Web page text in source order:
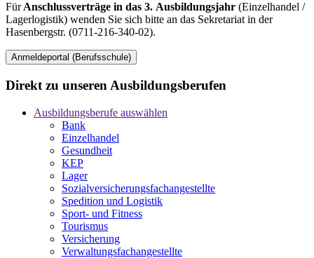
FürAnschlussverträge in das 3. Ausbildungsjahr (Einzelhandel /
Lagerlogistik) wenden Sie sich bitte an das Sekretariat in der
Hasenbergstr. (0711-216-340-02).
Anmeldeportal (Berufsschule)
Direkt zu unseren Ausbildungsberufen
Ausbildungsberufe auswählen
Bank
Einzelhandel
Gesundheit
KEP
Lager
Sozialversicherungsfachangestellte
Spedition und Logistik
Sport- und Fitness
Tourismus
Versicherung
Verwaltungsfachangestellte